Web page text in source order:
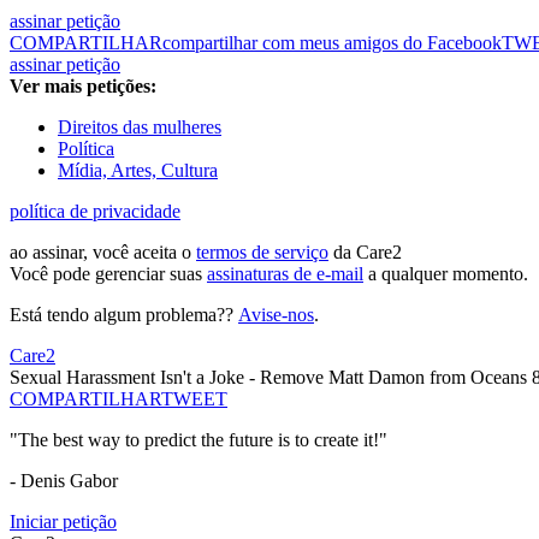
assinar petição
COMPARTILHARcompartilhar com meus amigos do Facebook
assinar petição
Ver mais petições:
Direitos das mulheres
Política
Mídia, Artes, Cultura
política de privacidade
ao assinar, você aceita o termos de serviço da Care2
Você pode gerenciar suas assinaturas de e-mail a qualquer momento.
Está tendo algum problema?? Avise-nos.
Care2
Sexual Harassment Isn't a Joke - Remove Matt Damon from Oceans
COMPARTILHARTWEET
"The best way to predict the future is to create it!"
- Denis Gabor
Iniciar petição